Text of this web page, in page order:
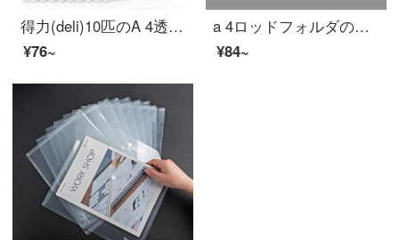
得力(deli)10匹のA 4透明の引き出しのフォルダの引き延ばし棒の履歴書の報告はファイルを挟んで33223白色を挟みます。
¥76~
a 4ロッドフォルダの水滴状の透明なプラスチックの履歴書ホルダー試験用紙を学生用の資料帳に挟み込みます。厚いペーパーホルダーの文具干報告は引き出し式オーディ用のカラー水滴棒（10個入り）を使います。
¥84~